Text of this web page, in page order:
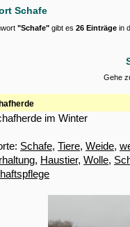
Schafe
"Schafe" gibt es 26 Einträge in
Gehe
im Winter
Schafe, Tiere, Weide,
, Haustier, Wolle,